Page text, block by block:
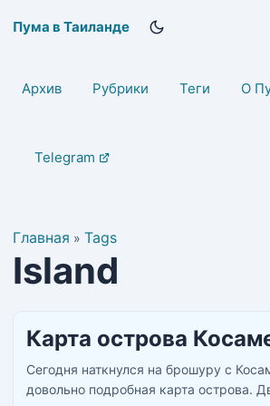
Пума в Таиланде
Архив Рубрики Теги О
Telegram
Главная » Tags
Island
Карта острова
Сегодня наткнулся на брошуру с
довольно подробная карта острова.